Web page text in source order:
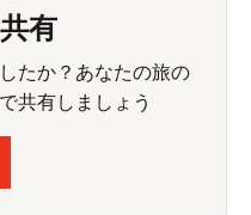
有
たか？あなたの旅の
共有しましょう